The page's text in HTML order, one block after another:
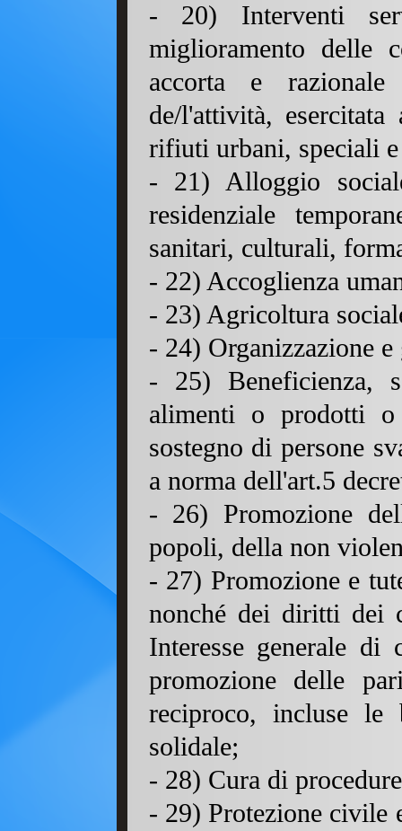
- 20) Interventi
miglioramento delle
accorta e
de/l'attività,
rifiuti urbani, speciali
- 21) Alloggio
residenziale
sanitari, culturali,
- 22) Accoglienza
- 23) Agricoltura
- 24) Organizzazione
- 25) Beneficienza,
alimenti o prodotti
sostegno di persone
a norma dell'art.5
- 26) Promozione
popoli, della non
- 27) Promozione e
nonché dei diritti dei
Interesse generale
promozione delle
reciproco, incluse
solidale;
- 28) Cura di
- 29) Protezione civile